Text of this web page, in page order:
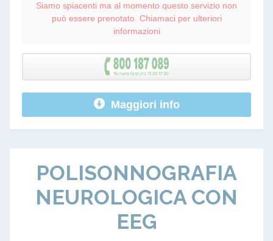
Siamo spiacenti ma al momento questo servizio non
può essere prenotato. Chiamaci per ulteriori
informazioni
Maggiori info
POLISONNOGRAFIA
NEUROLOGICA CON
EEG